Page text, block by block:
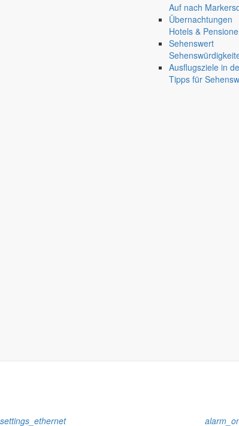
Auf nach
Übernachtungen
Hotels &
Sehenswert
Ausflugsziele in
Tipps für
Früher musste man wegen jeder Angelegenheit “uff de
unterschiedlichen Anliegen finden Sie hier ebenso wie die
In der Rubrik “Rathaus” geht der Blick etwas weiter über
settings_ethernet